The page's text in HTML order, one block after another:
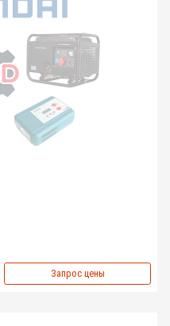
Запрос цены